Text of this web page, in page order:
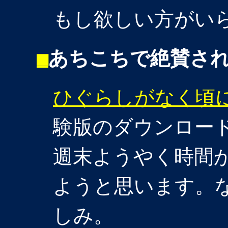
もし欲しい方がい
■あちこちで絶賛さ
ひぐらしがなく頃
験版のダウンロー
週末ようやく時間
ようと思います。
しみ。